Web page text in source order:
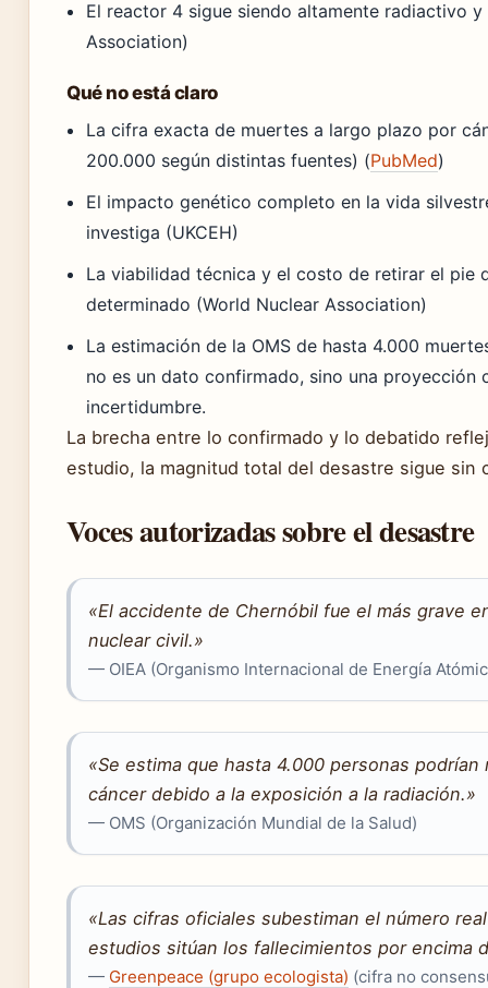
El reactor 4 sigue siendo altamente radiactivo
Association)
Qué no está claro
La cifra exacta de muertes a largo plazo por
200.000 según distintas fuentes) (PubMed)
El impacto genético completo en la vida
investiga (UKCEH)
La viabilidad técnica y el costo de retirar el pie
determinado (World Nuclear Association)
La estimación de la OMS de hasta 4.000
no es un dato confirmado, sino una proyección
incertidumbre.
La brecha entre lo confirmado y lo debatido
estudio, la magnitud total del desastre sigue sin
Voces autorizadas sobre el desastre
«El accidente de Chernóbil fue el más grave
nuclear civil.»
— OIEA (Organismo Internacional de Energía
«Se estima que hasta 4.000 personas
cáncer debido a la exposición a la radiación.»
— OMS (Organización Mundial de la Salud)
«Las cifras oficiales subestiman el número
estudios sitúan los fallecimientos por encima
— Greenpeace (grupo ecologista) (cifra no